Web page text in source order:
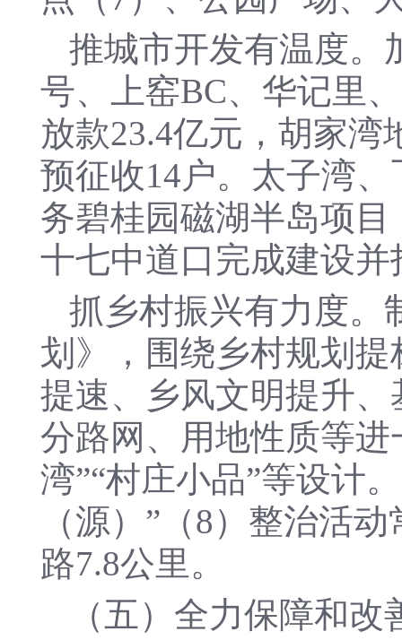
推城市开发有温度。
号、上窑BC、华记里
放款23.4亿元，胡家湾
预征收14户。太子湾
务碧桂园磁湖半岛项
十七中道口完成建设并
抓乡村振兴有力度。
划》，围绕乡村规划
提速、乡风文明提升
分路网、用地性质等
湾”“村庄小品”等设计
（源）”（8）整治活
路7.8公里。
（五）全力保障和改